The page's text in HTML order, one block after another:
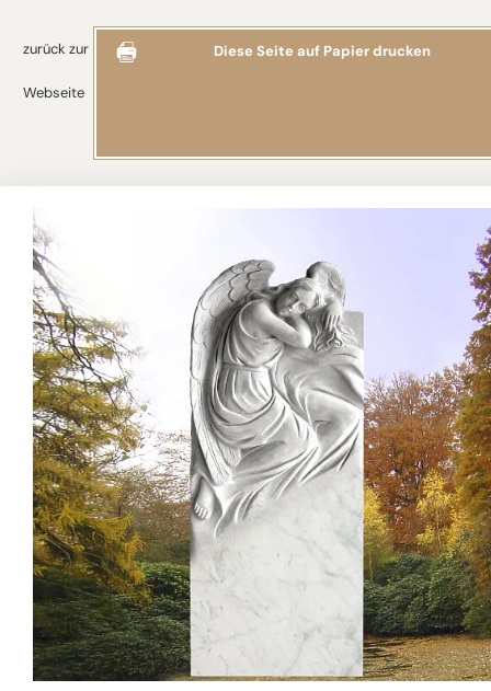
zurück zur
Webseite
Diese Seite auf Papier drucken